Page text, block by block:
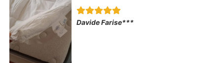
Davide Farise***